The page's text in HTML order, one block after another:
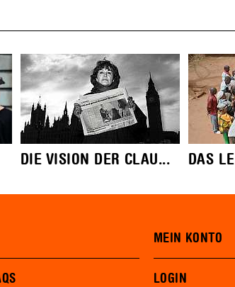
DIE VISION DER CLAU... DAS
MEIN KONTO
LOGIN